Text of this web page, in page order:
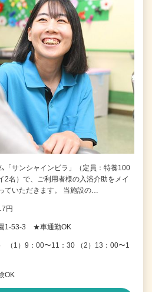
「サンシャインビラ」（定員：特養100
2名）で、ご利用者様の入浴介助をメイ
ていただきます。 当施設の…
円
1-53-3 ★車通勤OK
（1）9：00〜11：30 （2）13：00〜1
OK